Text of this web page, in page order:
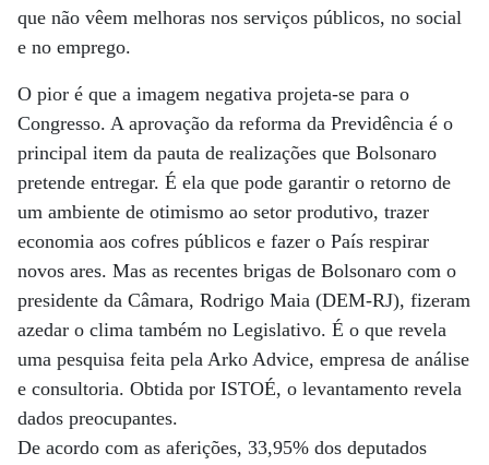
que não vêem melhoras nos serviços públicos, no social
e no emprego.
O pior é que a imagem negativa projeta-se para o
Congresso. A aprovação da reforma da Previdência é o
principal item da pauta de realizações que Bolsonaro
pretende entregar. É ela que pode garantir o retorno de
um ambiente de otimismo ao setor produtivo, trazer
economia aos cofres públicos e fazer o País respirar
novos ares. Mas as recentes brigas de Bolsonaro com o
presidente da Câmara, Rodrigo Maia (DEM-RJ), fizeram
azedar o clima também no Legislativo. É o que revela
uma pesquisa feita pela Arko Advice, empresa de análise
e consultoria. Obtida por ISTOÉ, o levantamento revela
dados preocupantes.
De acordo com as aferições, 33,95% dos deputados